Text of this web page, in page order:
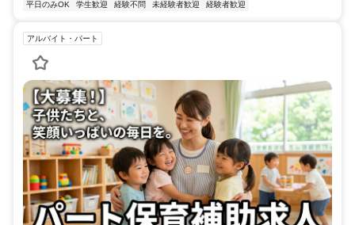
平日のみOK 学生歓迎 経験不問 未経験者歓迎 経験者歓迎
アルバイト・パート